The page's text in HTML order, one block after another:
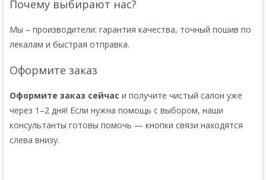
Почему выбирают нас?
Мы – производители: гарантия качества, точный пошив по
лекалам и быстрая отправка.
Оформите заказ
Оформите заказ сейчас и получите чистый салон уже
через 1–2 дня! Если нужна помощь с выбором, наши
консультанты готовы помочь — кнопки связи находятся
слева внизу.